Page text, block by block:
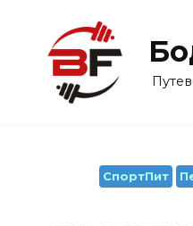
содержанию
СпортПит